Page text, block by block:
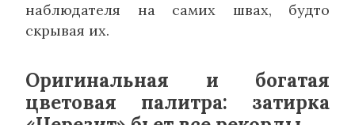
наблюдателя на самих швах, будто
скрывая их.
Оригинальная и богатая
цветовая палитра: затирка